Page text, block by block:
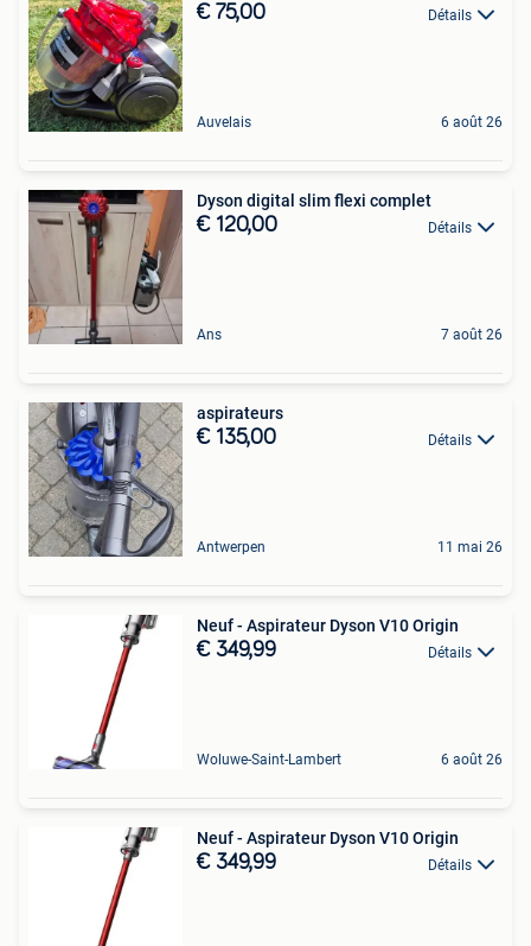
€ 75,00 Détails
Auvelais 6 août 26
Dyson digital slim flexi complet
€ 120,00 Détails
Ans 7 août 26
aspirateurs
€ 135,00 Détails
Antwerpen 11 mai 26
Neuf - Aspirateur Dyson V10 Origin
€ 349,99 Détails
Woluwe-Saint-Lambert 6 août 26
Neuf - Aspirateur Dyson V10 Origin
€ 349,99 Détails